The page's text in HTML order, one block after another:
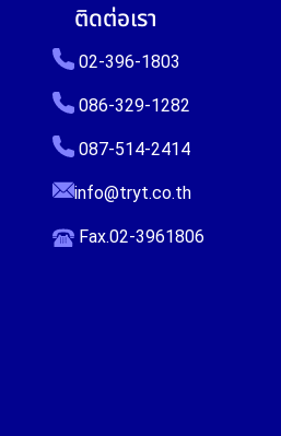
ติดต่อเรา
02-396-1803
086-329-1282
087-514-2414
info@tryt.co.th
Fax.02-3961806